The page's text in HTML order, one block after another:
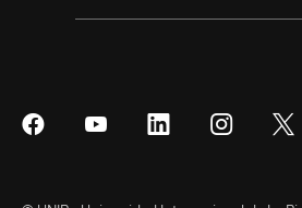
SíguenosSíguenos
SíguenosSíguenos